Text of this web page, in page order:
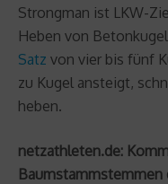
Strongman ist LKW-
Heben von
Satz von vier bis fünf
zu Kugel ansteigt,
heben.
netzathleten.de:
Baumstammstemmen